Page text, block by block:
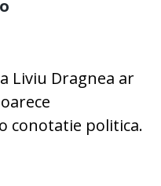
Liviu Dragnea ar
conotatie politica.